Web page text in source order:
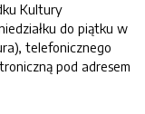
Kultury
do piątku w
telefonicznego
pod adresem